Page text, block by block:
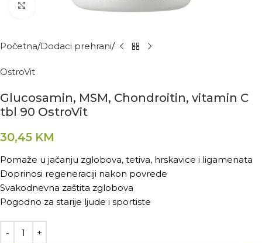
Kliknite za povećanje
Početna Dodaci prehrani
OstroVit
Glucosamin, MSM, Chondroitin, vitamin C
tbl 90 OstroVit
30,45 KM
Pomaže u jačanju zglobova, tetiva, hrskavice i ligamenata
Doprinosi regeneraciji nakon povrede
Svakodnevna zaštita zglobova
Pogodno za starije ljude i sportiste